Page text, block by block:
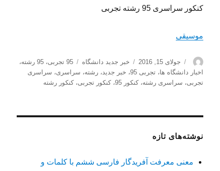
کنکور سراسری 95 رشته تجربی
موسیقی
نویسنده
ارسال
شده
در
جولای 15, 2016 دسته‌ها
خبر جدید دانشگاه برچسب‌ها
95 تجربی ،95 رشته
،
اخبار دانشگاه ها،تجربی 95 ، خبر جدید،رشته، سراسری، سراسری
تجربی، سراسری رشته،کنکور 95 ،کنکور تجربی،کنکور رشته
نوشته‌های تازه
معنی معرفت آفریدگار فارسی ششم با کلمات و